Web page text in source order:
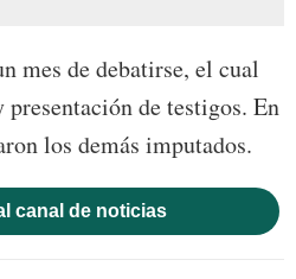
mes de debatirse, el cual
de testigos. En
los demás imputados.
canal de noticias